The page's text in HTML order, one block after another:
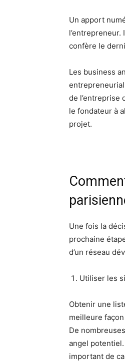
Un apport
confère le
Les business
de l’entreprise
le fondateur à
projet.
Une fois la
prochaine
d’un réseau
Utiliser les
Obtenir une
meilleure
De
angel
important de